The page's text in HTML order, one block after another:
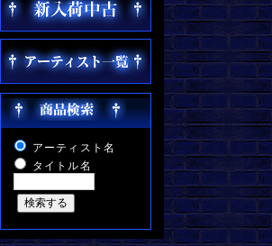
アーティスト名
タイトル名